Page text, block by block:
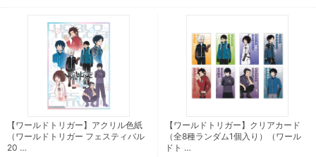
【ワールドトリガー】アクリル色紙
（ワールドトリガー フェスティバル
20 …
【ワールドトリガー】クリアカード
（全8種ランダム1個入り）（ワール
ドト …